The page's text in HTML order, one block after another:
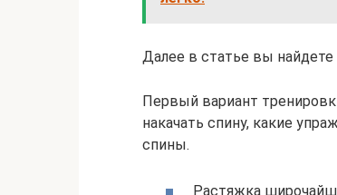
Далее в статье вы
Первый вариант
накачать спину, какие
спины.
Растяжка